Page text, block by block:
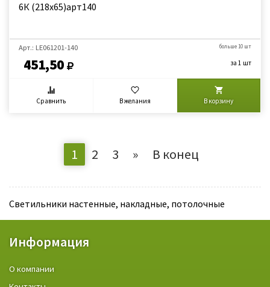
6К (218x65)арт140
Арт.: LE061201-140
451,50
больше 10 шт
за 1 шт
Сравнить В желания В корзину
1 2 3 » В конец
Светильники настенные, накладные, потолочные
Информация
О компании